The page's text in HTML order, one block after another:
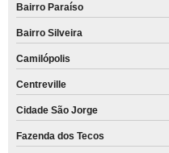
Bairro Paraíso
Bairro Silveira
Camilópolis
Centreville
Cidade São Jorge
Fazenda dos Tecos